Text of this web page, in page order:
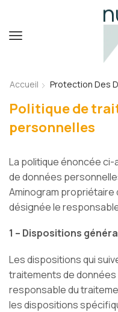
Accueil Protection Des
Politique de
personnelles
La politique énoncée
de données
Aminogram propriétaire
désignée le
1 – Dispositions
Les dispositions qui
traitements de
responsable du
les dispositions